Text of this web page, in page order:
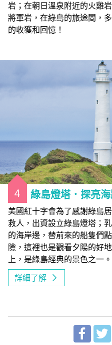
岩；在朝日溫泉附近的火雞
將軍岩，在綠島的旅途間，
的收獲和回憶！
4 綠島燈塔．探亮
美國紅十字會為了感謝綠島
救人，出資設立綠島燈塔；
的海岸邊，替前來的船隻們
險，這裡也是觀看夕陽的好
上，是綠島經典的景色之一。
詳細了解